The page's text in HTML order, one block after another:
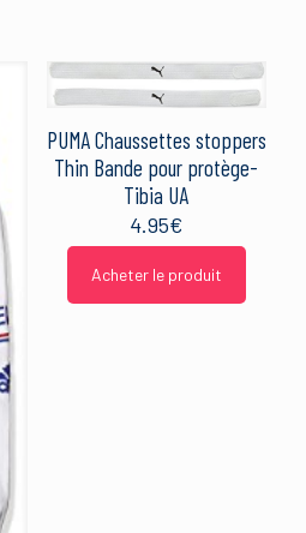
PUMA Chaussettes stoppers
Thin Bande pour protège-
Tibia UA
4.95€
Acheter le produit